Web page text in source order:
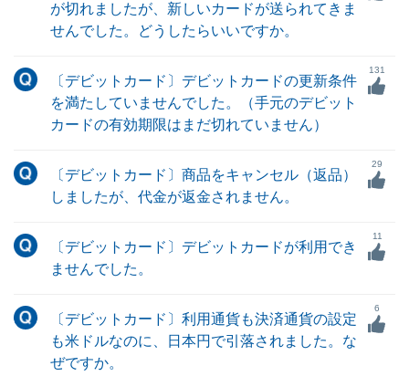
が切れましたが、新しいカードが送られてきま
せんでした。どうしたらいいですか。
〔デビットカード〕デビットカードの更新条件
を満たしていませんでした。（手元のデビット
カードの有効期限はまだ切れていません）
131
〔デビットカード〕商品をキャンセル（返品）
しましたが、代金が返金されません。
29
〔デビットカード〕デビットカードが利用でき
ませんでした。
11
〔デビットカード〕利用通貨も決済通貨の設定
も米ドルなのに、日本円で引落されました。な
ぜですか。
6